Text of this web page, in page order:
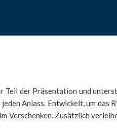
der Präsentation und
Anlass. Entwickelt, um das
Verschenken. Zusätzlich